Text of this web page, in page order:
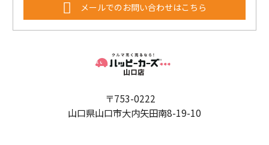
メールでのお問い合わせはこちら
〒753-0222
山口県山口市大内矢田南8-19-10